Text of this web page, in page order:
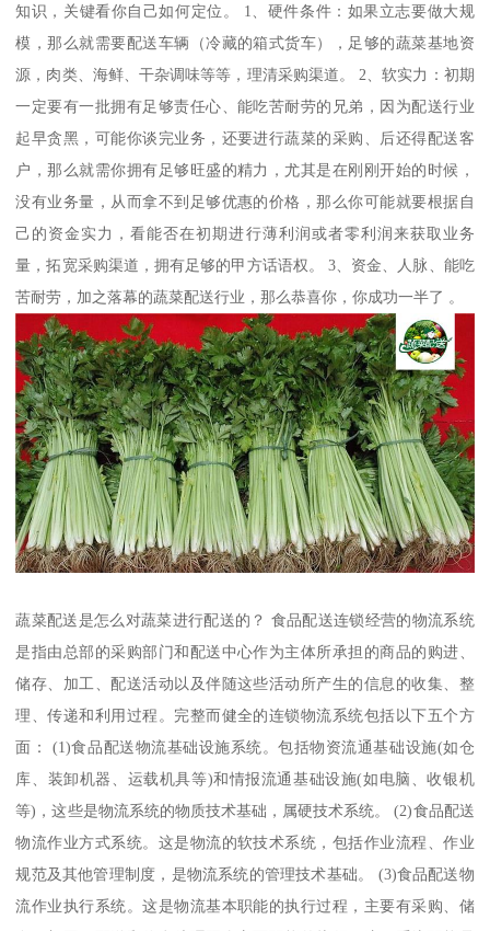
知识，关键看你自己如何定位。 1、硬件条件：如果立志要做大规
模，那么就需要配送车辆（冷藏的箱式货车），足够的蔬菜基地资
源，肉类、海鲜、干杂调味等等，理清采购渠道。 2、软实力：初期
一定要有一批拥有足够责任心、能吃苦耐劳的兄弟，因为配送行业
起早贪黑，可能你谈完业务，还要进行蔬菜的采购、后还得配送客
户，那么就需你拥有足够旺盛的精力，尤其是在刚刚开始的时候，
没有业务量，从而拿不到足够优惠的价格，那么你可能就要根据自
己的资金实力，看能否在初期进行薄利润或者零利润来获取业务
量，拓宽采购渠道，拥有足够的甲方话语权。 3、资金、人脉、能吃
苦耐劳，加之落幕的蔬菜配送行业，那么恭喜你，你成功一半了 。
蔬菜配送是怎么对蔬菜进行配送的？ 食品配送连锁经营的物流系统
是指由总部的采购部门和配送中心作为主体所承担的商品的购进、
储存、加工、配送活动以及伴随这些活动所产生的信息的收集、整
理、传递和利用过程。完整而健全的连锁物流系统包括以下五个方
面： (1)食品配送物流基础设施系统。包括物资流通基础设施(如仓
库、装卸机器、运载机具等)和情报流通基础设施(如电脑、收银机
等)，这些是物流系统的物质技术基础，属硬技术系统。 (2)食品配送
物流作业方式系统。这是物流的软技术系统，包括作业流程、作业
规范及其他管理制度，是物流系统的管理技术基础。 (3)食品配送物
流作业执行系统。这是物流基本职能的执行过程，主要有采购、储